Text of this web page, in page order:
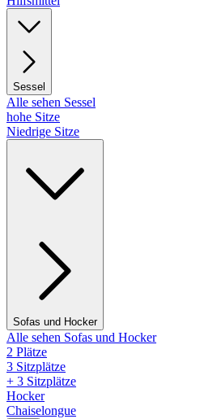
Sessel
Alle sehen Sessel
hohe Sitze
Niedrige Sitze
Sofas und Hocker
Alle sehen Sofas und Hocker
2 Plätze
3 Sitzplätze
+ 3 Sitzplätze
Hocker
Chaiselongue